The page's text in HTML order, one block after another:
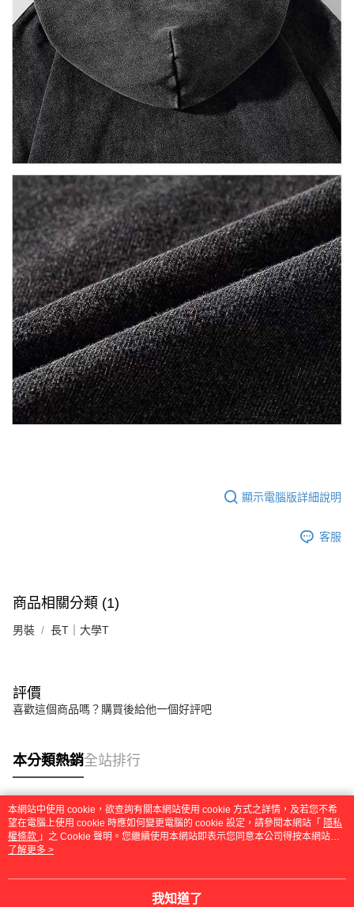
顯示電腦版詳細說明
客服
商品相關分類 (1)
男裝 長T｜大學T
評價
喜歡這個商品嗎？購買後給他一個好評吧
本分類熱銷全站排行
熱門標籤
本網站中使用 cookie，欲查詢有關本網站使用 cookie 方式之詳情，及若您不希
望在電腦上使用 cookie 時應如何變更電腦的 cookie 設定，請參閱本網站「 隱私
權條款 」之 Cookie 聲明。您繼續使用本網站即表示您同意本公司得按本網站使
用條款之 Cookie 聲明使用 cookie。
了解更多 >
我知道了